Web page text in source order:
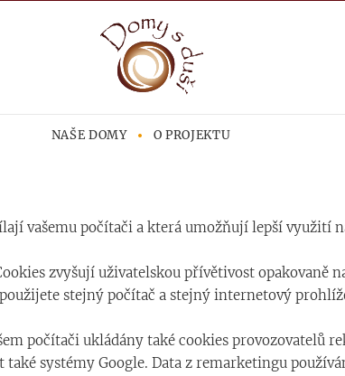
NAŠE DOMY O PROJEKTU
vašemu počítači a která umožňují lepší využití
zvyšují uživatelskou přívětivost opakovaně
stejný počítač a stejný internetový
počítači ukládány také cookies provozovatelů
systémy Google. Data z remarketingu